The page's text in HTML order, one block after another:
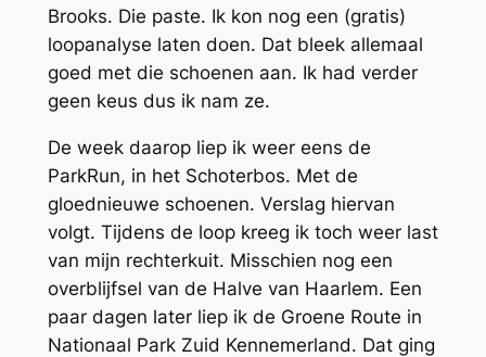
Brooks. Die paste. Ik kon nog een (gratis)
loopanalyse laten doen. Dat bleek allemaal
goed met die schoenen aan. Ik had verder
geen keus dus ik nam ze.
De week daarop liep ik weer eens de
ParkRun, in het Schoterbos. Met de
gloednieuwe schoenen. Verslag hiervan
volgt. Tijdens de loop kreeg ik toch weer last
van mijn rechterkuit. Misschien nog een
overblijfsel van de Halve van Haarlem. Een
paar dagen later liep ik de Groene Route in
Nationaal Park Zuid Kennemerland. Dat ging